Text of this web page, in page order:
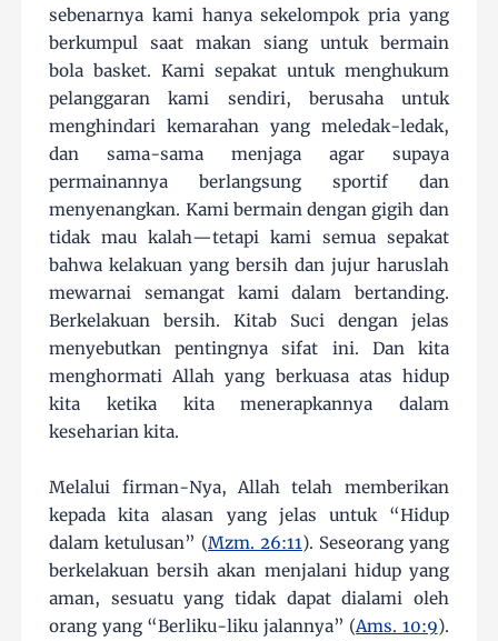
sebenarnya kami hanya sekelompok pria yang
berkumpul saat makan siang untuk bermain
bola basket. Kami sepakat untuk menghukum
pelanggaran kami sendiri, berusaha untuk
menghindari kemarahan yang meledak-ledak,
dan sama-sama menjaga agar supaya
permainannya berlangsung sportif dan
menyenangkan. Kami bermain dengan gigih dan
tidak mau kalah—tetapi kami semua sepakat
bahwa kelakuan yang bersih dan jujur haruslah
mewarnai semangat kami dalam bertanding.
Berkelakuan bersih. Kitab Suci dengan jelas
menyebutkan pentingnya sifat ini. Dan kita
menghormati Allah yang berkuasa atas hidup
kita ketika kita menerapkannya dalam
keseharian kita.
Melalui firman-Nya, Allah telah memberikan
kepada kita alasan yang jelas untuk “Hidup
dalam ketulusan” (Mzm. 26:11). Seseorang yang
berkelakuan bersih akan menjalani hidup yang
aman, sesuatu yang tidak dapat dialami oleh
orang yang “Berliku-liku jalannya” (Ams. 10:9).